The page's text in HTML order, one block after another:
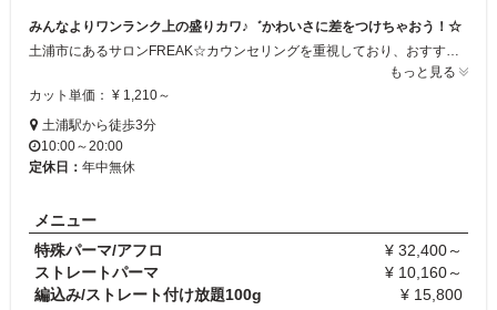
みんなよりワンランク上の盛りカワ♪゛かわいさに差をつけちゃおう！☆
土浦市にあるサロンFREAK☆カウンセリングを重視しており、おすすめのヘアスタイルにします。エクステ、スパイラル・ツイストなどハードなパーマ。ブラックヘアなど派手かわヘアメニューも多数あり☆ネイル、メイクアップ、着付け等も行っておりますので、盛りかわトータルコーデで周りと差をつけちゃいましょう☆スタッフ一同心よりご来店をおまちしております☆
もっと見る
カット単価： ¥ 1,210～
土浦駅から徒歩3分
10:00～20:00
定休日： 年中無休
メニュー
特殊パーマ/アフロ
¥ 32,400～
ストレートパーマ
¥ 10,160～
編込み/ストレート付け放題100g
¥ 15,800